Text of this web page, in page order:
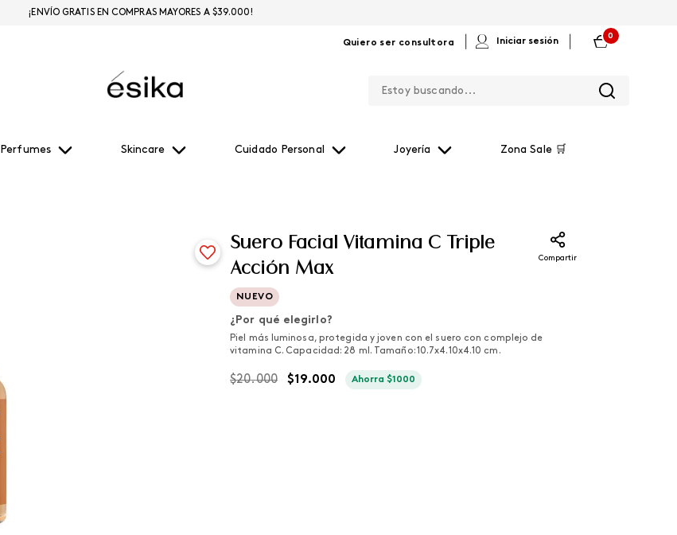
Quiero ser consultora Iniciar sesión
0
Perfumes Skincare Cuidado Personal Joyería Zona Sale 🛒
¡ENVÍO GRATIS EN COMPRAS MAYORES A $39.000!
Suero Facial Vitamina C Triple
Acción Max
Compartir
NUEVO
¿Por qué elegirlo?
Piel más luminosa, protegida y joven con el suero con complejo de
vitamina C. Capacidad: 28 ml. Tamaño: 10.7x4.10x4.10 cm.
$20.000 $19.000 Ahorra$1000